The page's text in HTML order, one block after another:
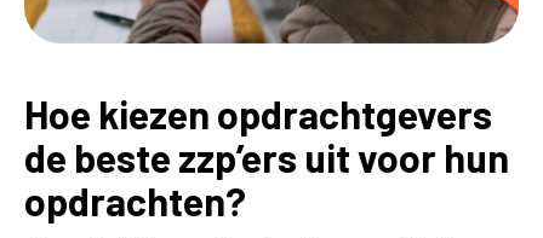
Hoe kiezen opdrachtgevers
de beste zzp’ers uit voor hun
opdrachten?